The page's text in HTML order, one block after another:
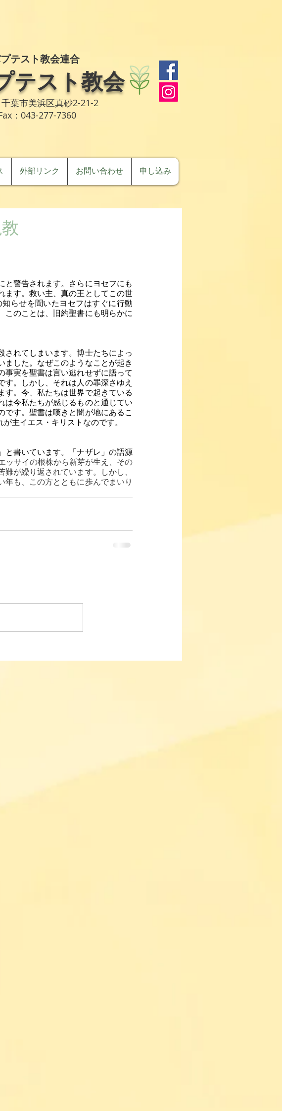
テスト教会連合
テスト教会
葉市美浜区真砂2-21-2
：043-277-7360
外部リンク お問い合わせ 申し込み
警告されます。さらにヨセフにも
ます。救い主、真の王としてこの世
らせを聞いたヨセフはすぐに行動
このことは、旧約聖書にも明らかに
れてしまいます。博士たちによっ
した。なぜこのようなことが起き
実を聖書は言い逃れせずに語って
。しかし、それは人の罪深さゆえ
。今、私たちは世界で起きている
は今私たちが感じるものと通じてい
す。聖書は嘆きと闇が地にあるこ
主イエス・キリストなのです。
と書いています。「ナザレ」の語源
ッサイの根株から新芽が生え、その
が繰り返されています。しかし、
も、この方とともに歩んでまいり